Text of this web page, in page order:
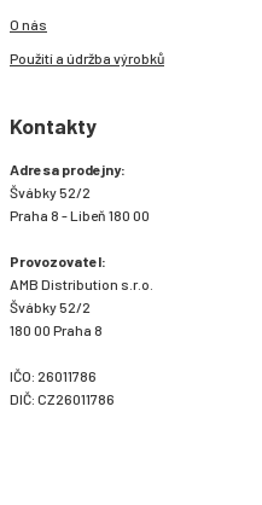
O nás
Použití a údržba výrobků
Kontakty
Adresa prodejny:
Švábky 52/2
Praha 8 - Libeň 180 00
Provozovatel:
AMB Distribution s.r.o.
Švábky 52/2
180 00 Praha 8
IČO: 26011786
DIČ: CZ26011786